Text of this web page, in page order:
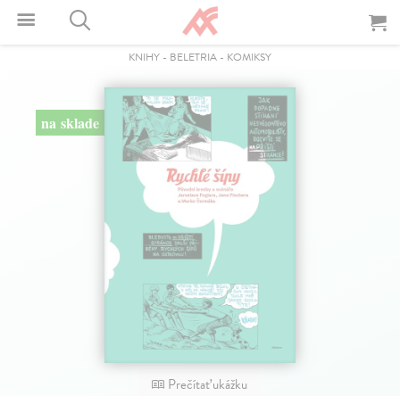
KNIHY - BELETRIA - KOMIKSY
na sklade
Prečítať ukážku